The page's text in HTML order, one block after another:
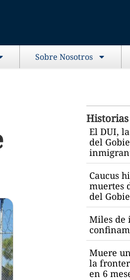
Sobre Nosotros
El DUI,
del
Caucus
muertes
del
Miles de
Muere
la
en 6